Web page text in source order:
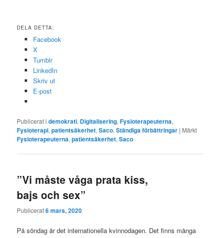
DELA DETTA:
Facebook
X
Tumblr
LinkedIn
Skriv ut
E-post
Publicerat i demokrati, Digitalisering,Fysioterapeuterna,
Fysioterapi,patientsäkerhet,Saco,Ständiga förbättringar | Märkt
Fysioterapeuterna,patientsäkerhet,Saco
”Vi måste våga prata kiss,
bajs och sex”
Publicerat6 mars, 2020
På söndag är det internationella kvinnodagen. Det finns många